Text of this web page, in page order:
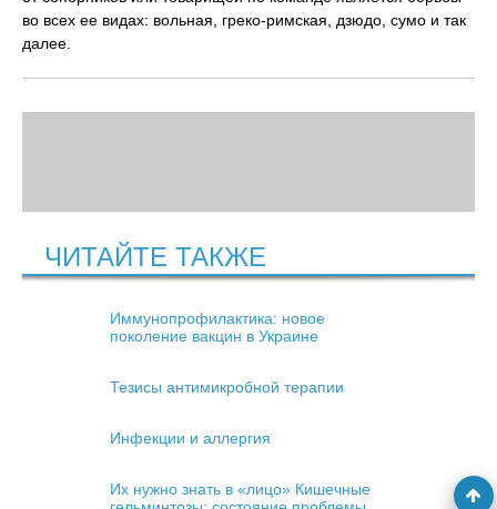
во всех ее видах: вольная, греко-римская, дзюдо, сумо и так
далее.
ЧИТАЙТЕ ТАКЖЕ
Иммунопрофилактика: новое
поколение вакцин в Украине
Тезисы антимикробной терапии
Инфекции и аллергия
Их нужно знать в «лицо» Кишечные